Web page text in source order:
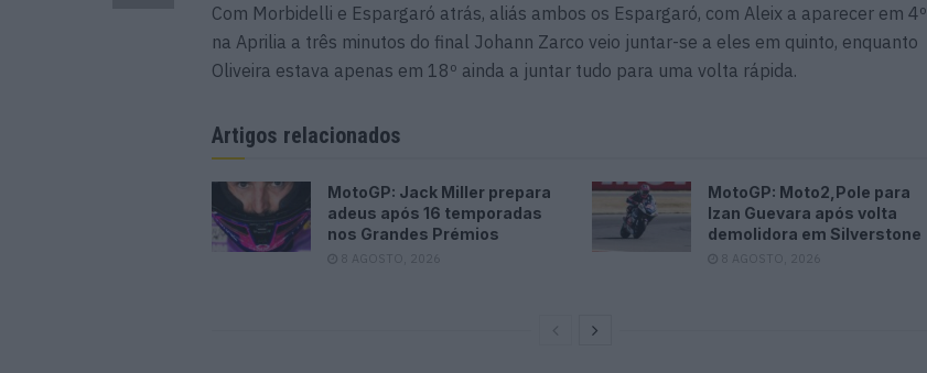
Com Morbidelli e Espargaró atrás, aliás ambos os Espargaró, com Aleix a aparecer em 4º
na Aprilia a três minutos do final Johann Zarco veio juntar-se a eles em quinto, enquanto
Oliveira estava apenas em 18º ainda a juntar tudo para uma volta rápida.
Artigos relacionados
MotoGP: Jack Miller prepara
adeus após 16 temporadas
nos Grandes Prémios
8 AGOSTO, 2026
MotoGP: Moto2,Pole para
Izan Guevara após volta
demolidora em Silverstone
8 AGOSTO, 2026